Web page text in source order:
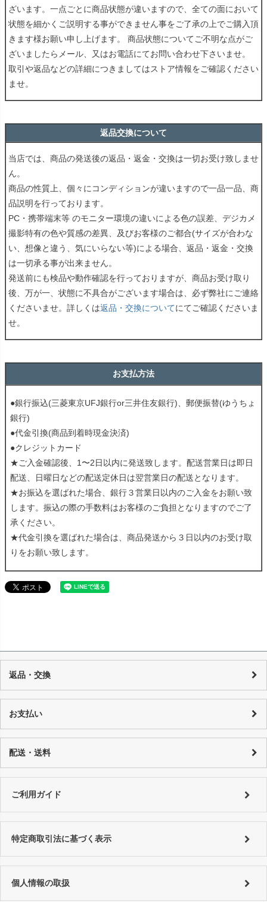
ざいます。一点ごとに商品状態が違いますので、全ての面において
状態を細かくご説明する事ができません事をご了承の上でご購入頂
きます様お願い申し上げます。 商品状態についてご不明な点がご
ざいましたらメール、又はお電話にてお問い合わせ下さいませ。
取引や返品などの詳細につきましてはストア情報をご確認ください
ませ。
返品交換について
当店では、商品の発送後の返品・返金・交換は一切お受け致しませ
ん。
商品の性質上、個々にコンディションが違いますので一品一品、商
品説明を行っております。
PC・携帯端末等 のモニター環境の違いによる色の誤差、デジカメ
撮影特有の色や質感の差異、及びお客様のご都合(サイズが合わな
い、想像と違う、気にいらない等)による場合、返品・返金・交換
は一切承る事が出来ません。
発送前にも検品や動作確認を行っておりますが、商品お受け取り
後、万が一、状態に不具合がございます場合は、必ず弊社にご連絡
くださいませ。詳しくは返品・交換についてにてご確認くださいま
せ。
お支払方法
●銀行振込(三菱東京UFJ銀行or三井住友銀行)、郵便振替(ゆうちょ
銀行)
●代金引換(商品到着時現金決済)
●クレジットカード
★ご入金確認後、1〜2日以内に発送致します。配送営業日は即日
配送、日曜日などの配送定休日は翌営業日の配送となります。
★お振込を選ばれた場合、銀行３営業日以内のご入金をお願い致
します。振込の際の手数料はお客様のご負担となりますのでご了
承ください。
★代金引換を選ばれた場合は、商品発送から３日以内のお受け取
りをお願い致します。
返品・交換
当店の商品は店頭でも販売しており、また基本的に1点物のUSED品とな
り随時在庫の調整を行っておりますが、反映までの時間に若干の誤差が
ございませんが、何卒ご了承下さいます様お願い申し上げます。 商品の
っております。
お支払い
カード決済：一括払い・分割払い・リボ払い
代金引換：代引手数料はご購入金額によってことなります。
します。
詳しくはご利用ガイド
配送・送料
特にご指定がない場合は以下の対応となります。
■代金引換、クレジットカード ⇒ ご注文確認後、翌営業日以内に発送
ご利用ガイド
特定商取引法に基づく表示
個人情報の取扱